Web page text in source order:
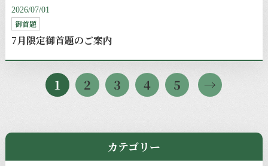
2026/07/01
御首題
7月限定御首題のご案内
1 2 3 4 5
カテゴリー